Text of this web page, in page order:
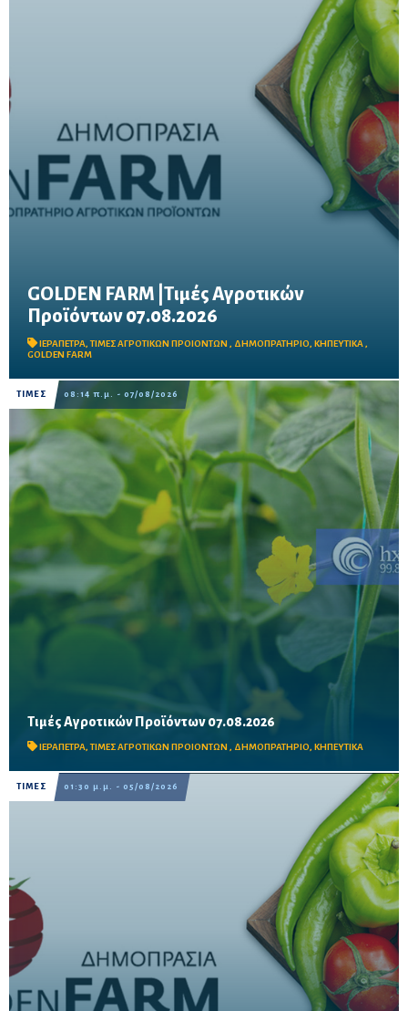
GOLDEN FARM |Τιμές Αγροτικών
Προϊόντων 07.08.2026
ΙΕΡΑΠΕΤΡΑ,ΤΙΜΕΣ ΑΓΡΟΤΙΚΩΝ ΠΡΟΙΟΝΤΩΝ , ΔΗΜΟΠΡΑΤΗΡΙΟ, ΚΗΠΕΥΤΙΚΑ ,
GOLDEN FARM
ΤΙΜΕΣ 08:14 π.μ. - 07/08/2026
Τιμές Αγροτικών Προϊόντων 07.08.2026
ΙΕΡΑΠΕΤΡΑ,ΤΙΜΕΣ ΑΓΡΟΤΙΚΩΝ ΠΡΟΙΟΝΤΩΝ , ΔΗΜΟΠΡΑΤΗΡΙΟ, ΚΗΠΕΥΤΙΚΑ
Δείτε τις σημερινές τιμές του δημοπρατηρίου
ΤΙΜΕΣ 01:30 μ.μ. - 05/08/2026